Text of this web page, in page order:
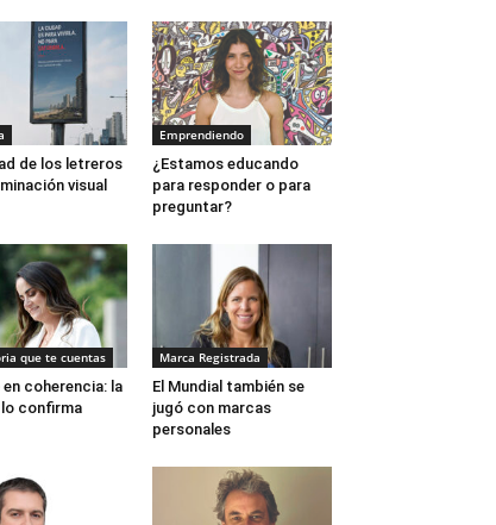
de los letreros
visual
Emprendiendo
¿Estamos educando
para responder o para
preguntar?
que te cuentas
coherencia: la
confirma
Marca Registrada
El Mundial también se
jugó con marcas
personales